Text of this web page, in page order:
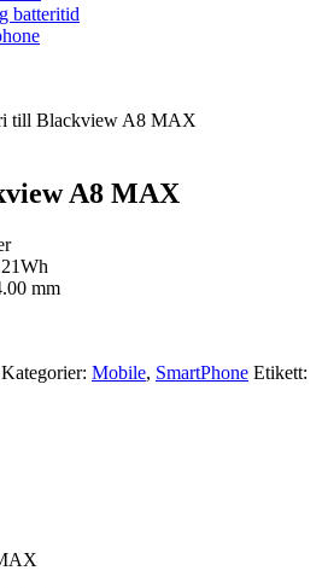
batteritid
till Blackview A8 MAX
A8 MAX
mm
Kategorier: Mobile, SmartPhone Etikett: